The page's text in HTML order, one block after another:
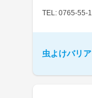
TEL: 0765-55-
虫よけバリ